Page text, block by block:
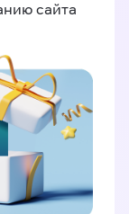
сайта